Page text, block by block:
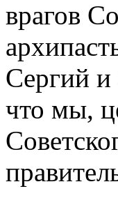
врагов
Сергий и
что мы,